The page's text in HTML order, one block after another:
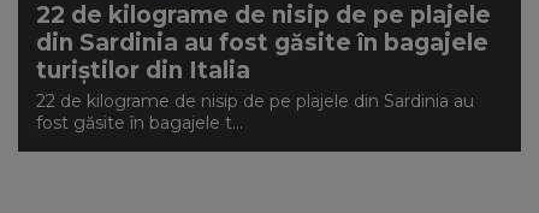
22 de kilograme de nisip de pe plajele
din Sardinia au fost găsite în bagajele
turiştilor din Italia
22 de kilograme de nisip de pe plajele din Sardinia au
fost găsite în bagajele t...